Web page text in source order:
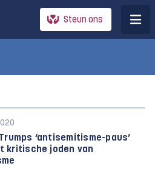
Steun ons
Trumps ‘antisemitisme-paus’
kritische joden van